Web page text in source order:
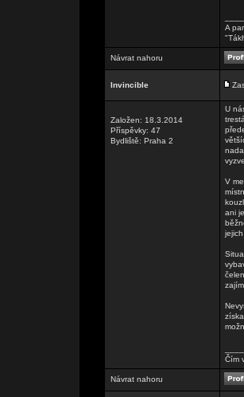
A
Návrat nahoru
Invincible
Založen: 18.3.2014
Příspěvky: 47
Bydliště: Praha 2
U
V
ani
Čím
Návrat nahoru